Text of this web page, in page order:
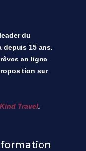
du
depuis 15 ans.
en ligne
sur
Travel.